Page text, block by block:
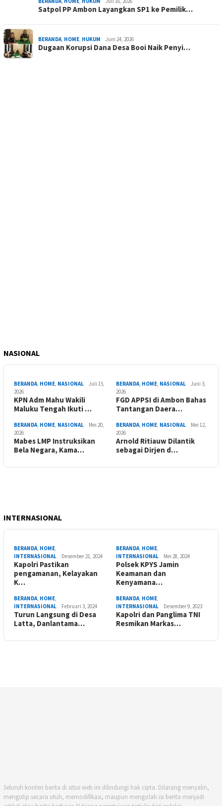
Satpol PP Ambon Layangkan SP1 ke Pemilik…
BERANDA, HOME, HUKUM Juni 24, 2026
Dugaan Korupsi Dana Desa Booi Naik Penyi…
NASIONAL
BERANDA, HOME, NASIONAL
Juli 15,
2026
KPN Adm Mahu Wakili
Maluku Tengah Ikuti …
BERANDA, HOME, NASIONAL
Juni 3,
2026
FGD APPSI di Ambon Bahas
Tantangan Daera…
BERANDA, HOME, NASIONAL
Mei 20,
2026
Mabes LMP Instruksikan
Bela Negara, Kama…
BERANDA, HOME, NASIONAL
Mei 12,
2026
Arnold Ritiauw Dilantik
sebagai Dirjen d…
INTERNASIONAL
BERANDA, HOME,
INTERNASIONAL
Desember 21, 2024
Kapolri Pastikan
pengamanan, Kelayakan
K…
BERANDA, HOME,
INTERNASIONAL
Mei 28, 2024
Polsek KPYS Jamin
Keamanan dan
Kenyamana…
BERANDA, HOME,
INTERNASIONAL
Februari 3, 2024
Turun Langsung di Desa
Latta, Danlantama…
BERANDA, HOME,
INTERNASIONAL
Desember 9, 2023
Kapolri dan Panglima TNI
Resmikan Markas…
Seluruh konten berita di situs web ini dilindungi hak cipta. Dilarang menyalin,
mengutip secara utuh, memodifikasi, maupun mengolah isi berita menjadi